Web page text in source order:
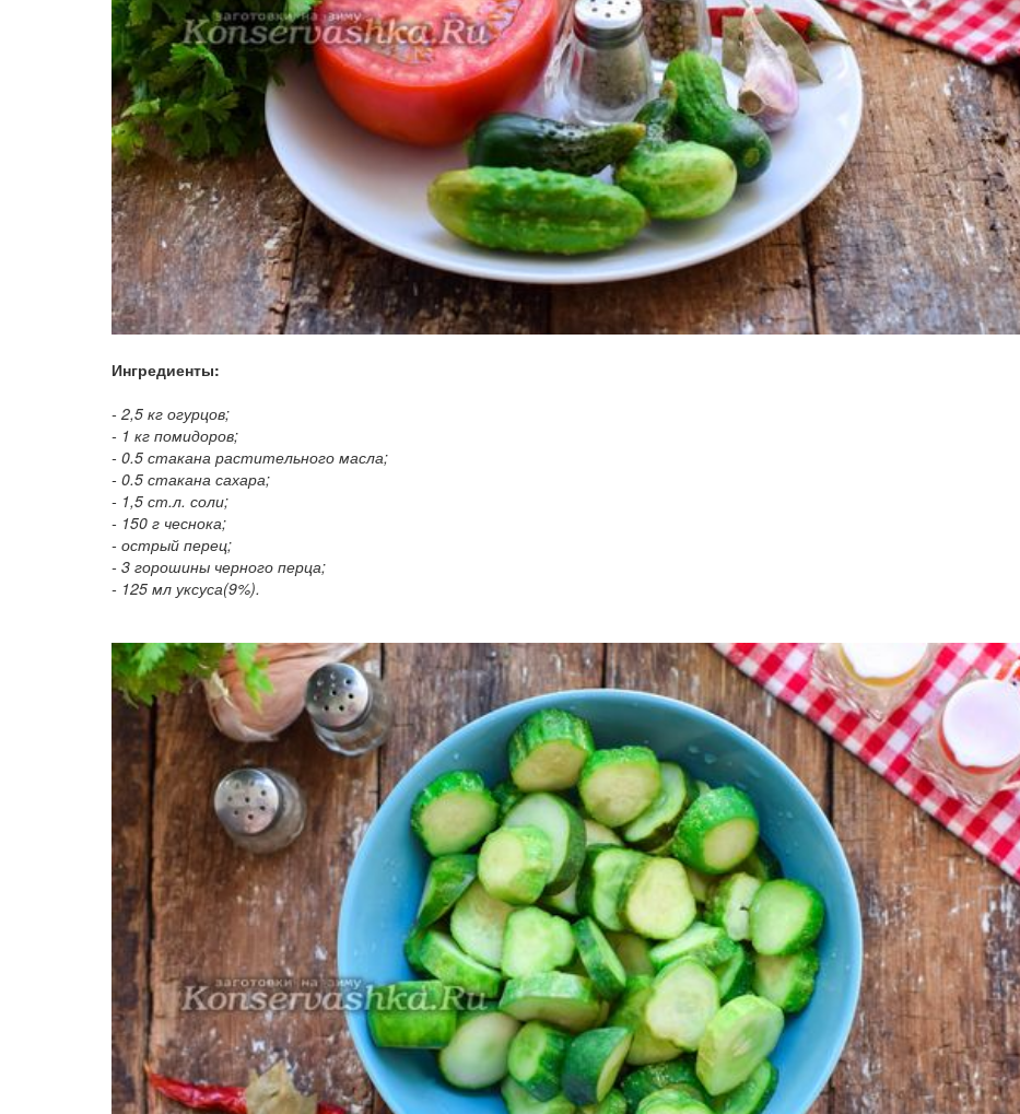
Ингредиенты:
- 2,5 кг огурцов;
- 1 кг помидоров;
- 0.5 стакана растительного масла;
- 0.5 стакана сахара;
- 1,5 ст.л. соли;
- 150 г чеснока;
- острый перец;
- 3 горошины черного перца;
- 125 мл уксуса(9%).